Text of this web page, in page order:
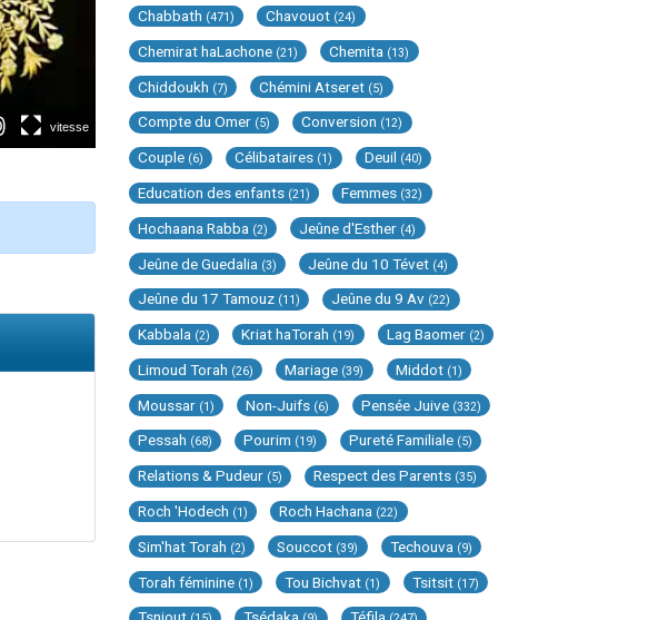
Chabbath (471) Chavouot (24)
Chemirat haLachone (21) Chemita (13)
Chiddoukh (7) Chémini Atseret (5)
Compte du Omer (5) Conversion (12)
Couple (6) Célibataires (1) Deuil (40)
Education des enfants (21) Femmes (32)
Hochaana Rabba (2) Jeûne d'Esther (4)
Jeûne de Guedalia (3) Jeûne du 10 Tévet (4)
Jeûne du 17 Tamouz (11) Jeûne du 9 Av (22)
Kabbala (2) Kriat haTorah (19) Lag Baomer (2)
Limoud Torah (26) Mariage (39) Middot (1)
Moussar (1) Non-Juifs (6) Pensée Juive (332)
Pessah (68) Pourim (19) Pureté Familiale (5)
Relations & Pudeur (5) Respect des Parents (35)
Roch 'Hodech (1) Roch Hachana (22)
Sim'hat Torah (2) Souccot (39) Techouva (9)
Torah féminine (1) Tou Bichvat (1) Tsitsit (17)